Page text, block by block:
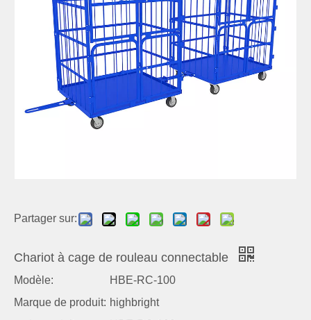
Partager sur:
Chariot à cage de rouleau connectable
Modèle:
HBE-RC-100
Marque de produit: highbright